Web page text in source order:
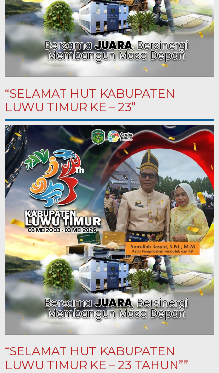
“SELAMAT HUT KABUPATEN
LUWU TIMUR KE – 23”
“SELAMAT HUT KABUPATEN
LUWU TIMUR KE – 23 TAHUN””